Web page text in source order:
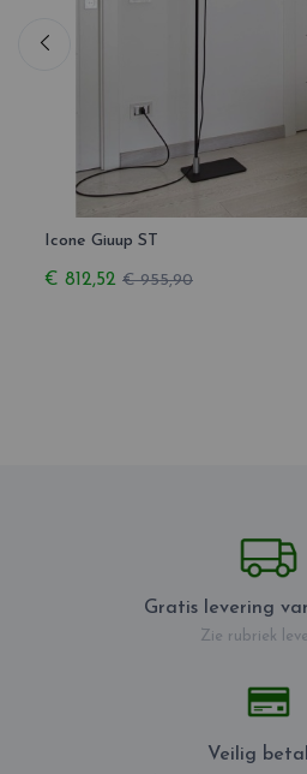
Icone Giuup ST
€ 812,52 € 955,90
Gratis levering
Zie rubriek
Veilig